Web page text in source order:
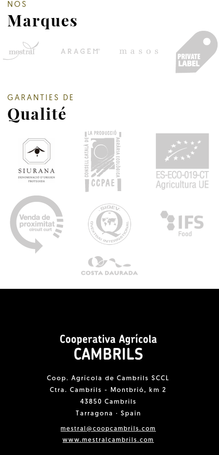
NOS
Marques
GARANTIES DE
Qualité
Coop. Agrícola de Cambrils SCCL
Ctra. Cambrils - Montbrió, km 2
43850 Cambrils
Tarragona · Spain
mestral@coopcambrils.com
www.mestralcambrils.com